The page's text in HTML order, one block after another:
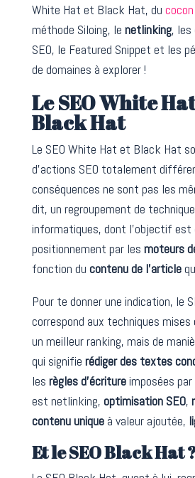
White Hat et Black Hat, du
méthode Siloing, le netlinking,
SEO, le Featured Snippet et les
de domaines à explorer !
Le SEO White
Black Hat
Le SEO White Hat et Black Hat
d’actions SEO totalement
conséquences ne sont pas les
dit, un regroupement de
informatiques, dont l’objectif est
positionnement par les moteurs
fonction du contenu de l’article
Pour te donner une indication, le
correspond aux techniques mises
un meilleur ranking, mais de
qui signifie rédiger des textes
les règles d’écritureimposées par
est netlinking, optimisation SEO,
contenuuniqueà valeur ajoutée,
Et le SEO Black Hat